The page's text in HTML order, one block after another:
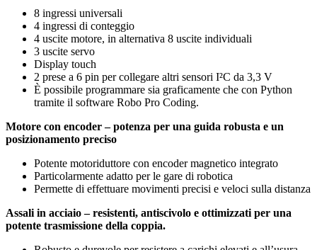
8 ingressi universali
4 ingressi di conteggio
4 uscite motore, in alternativa 8 uscite individuali
3 uscite servo
Display touch
2 prese a 6 pin per collegare altri sensori I²C da 3,3 V
È possibile programmare sia graficamente che con Python
tramite il software Robo Pro Coding.
Motore con encoder – potenza per una guida robusta e un
posizionamento preciso
Potente motoriduttore con encoder magnetico integrato
Particolarmente adatto per le gare di robotica
Permette di effettuare movimenti precisi e veloci sulla distanza
Assali in acciaio – resistenti, antiscivolo e ottimizzati per una
potente trasmissione della coppia.